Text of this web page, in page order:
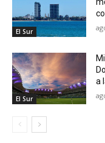
El Sur
El Sur
a